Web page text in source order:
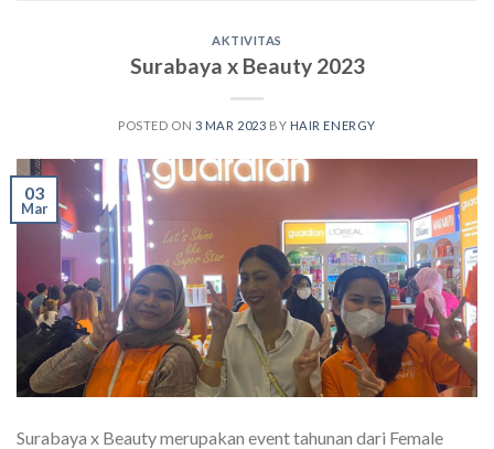
AKTIVITAS
Surabaya x Beauty 2023
POSTED ON 3 MAR 2023 BY HAIR ENERGY
03
Mar
Surabaya x Beauty merupakan event tahunan dari Female